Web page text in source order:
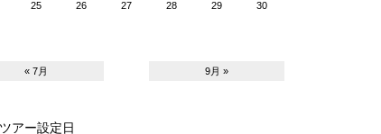
25 26 27 28 29 30
« 7月 9月 »
ツアー設定日